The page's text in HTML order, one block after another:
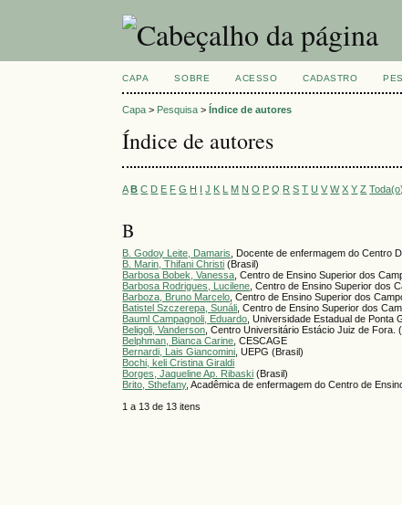
CAPA SOBRE ACESSO CADASTRO
Capa > Pesquisa >Índice de autores
Índice de autores
A B C D E F G H I J K L M N O P Q R S T U V W X Y Z
B
B. Godoy Leite, Damaris
, Docente de enfermagem do Centro
B. Marin, Thifani Christi (Brasil)
Barbosa Bobek, Vanessa , Centro de Ensino Superior dos
Barbosa Rodrigues, Lucilene , Centro de Ensino Superior dos
Barboza, Bruno Marcelo , Centro de Ensino Superior dos
Batistel Szczerepa, Sunáli , Centro de Ensino Superior dos
Bauml Campagnoli, Eduardo , Universidade Estadual de
Beligoli, Vanderson , Centro Universitário Estácio Juiz de Fora.
Belphman, Bianca Carine , CESCAGE
Bernardi, Lais Giancomini , UEPG (Brasil)
Bochi, keli Cristina Giraldi
Borges, Jaqueline Ap. Ribaski (Brasil)
Brito, Sthefany, Acadêmica de enfermagem do Centro de
1 a 13 de 13 itens